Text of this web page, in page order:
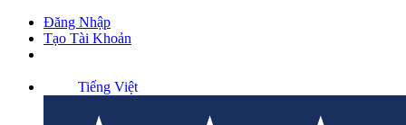
Đăng Nhập
Tạo Tài Khoản
Tiếng Việt